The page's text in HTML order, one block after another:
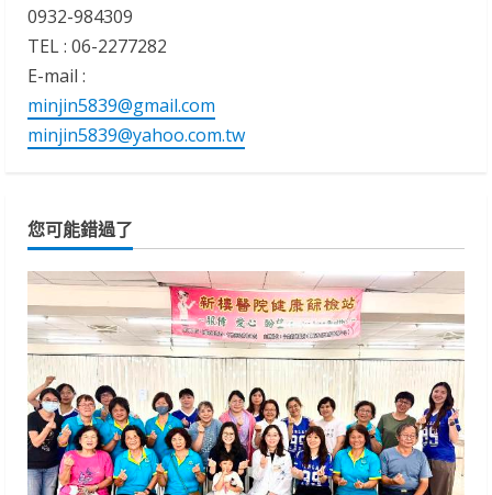
0932-984309
TEL : 06-2277282
E-mail :
minjin5839@gmail.com
minjin5839@yahoo.com.tw
您可能錯過了